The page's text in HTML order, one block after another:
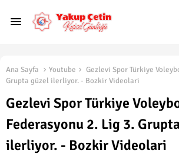
Ana Sayfa Youtube
Gezlevi Spor Türkiye
Grupta güzel ilerliyor. - Bozkir Videolari
Gezlevi Spor Türkiye
Federasyonu 2. Lig 3.
ilerliyor. - Bozkir Videolari